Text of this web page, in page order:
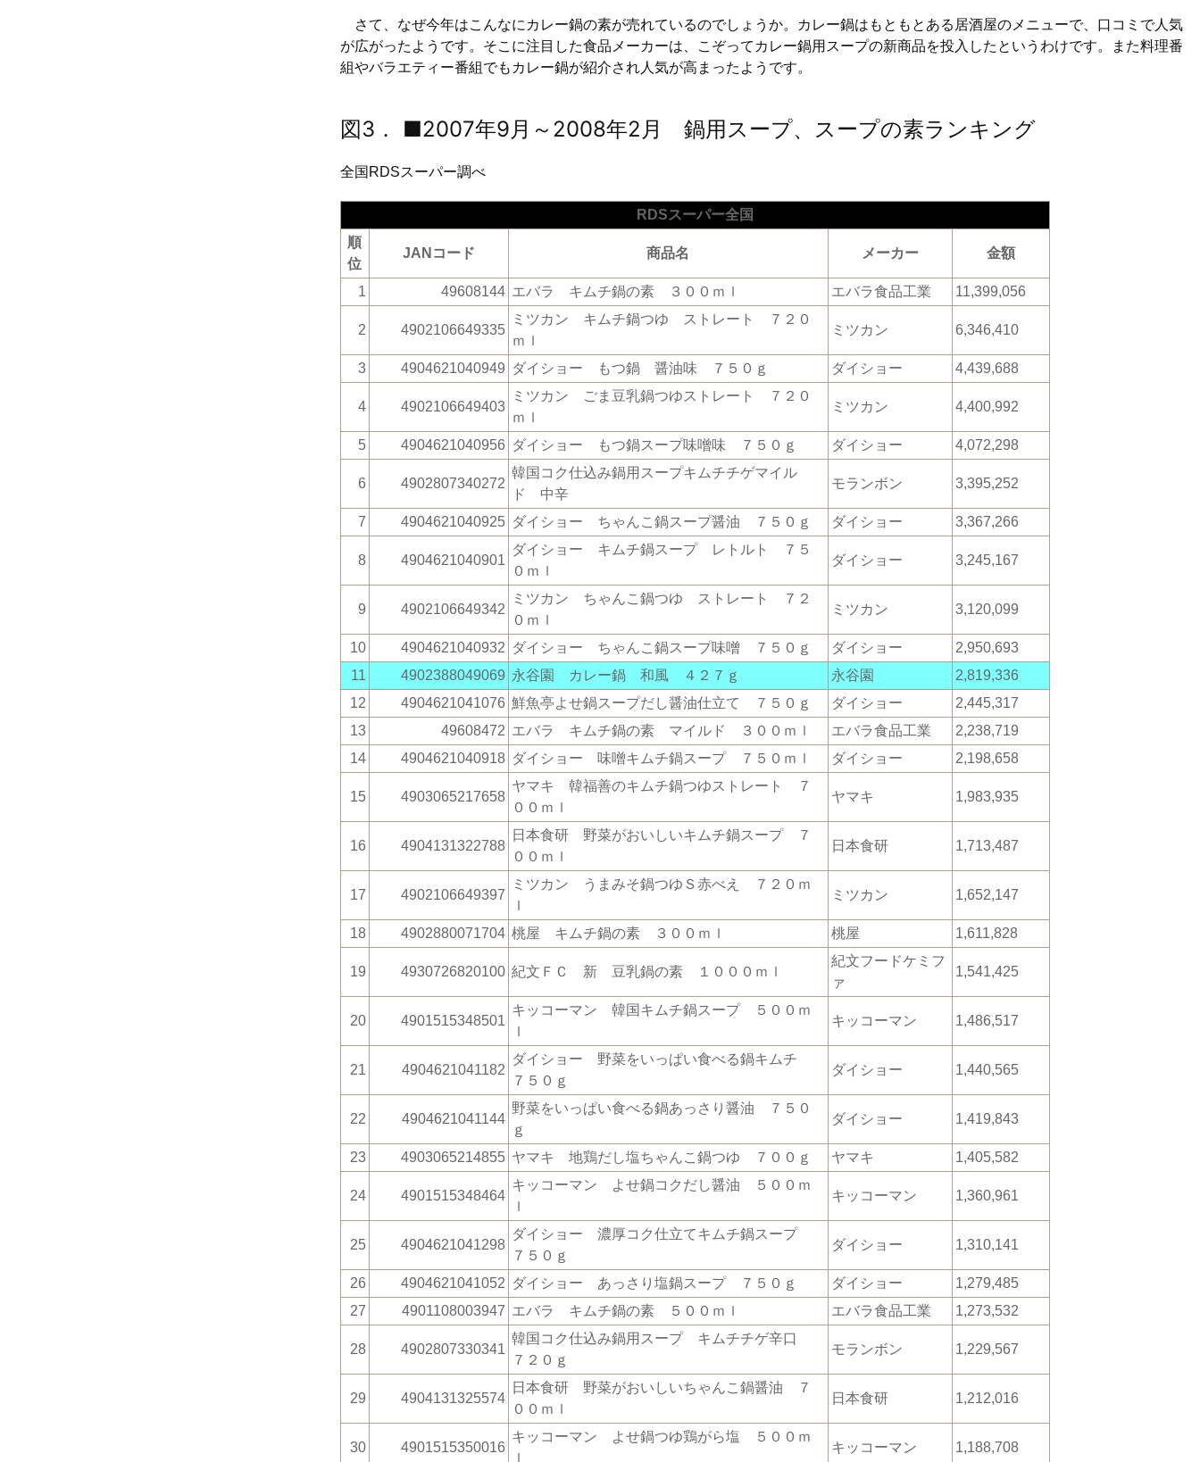
さて、なぜ今年はこんなにカレー鍋の素が売れているのでしょうか。カレー鍋はもともとある居酒屋のメニューで、口コミで人気
が広がったようです。そこに注目した食品メーカーは、こぞってカレー鍋用スープの新商品を投入したというわけです。また料理番
組やバラエティー番組でもカレー鍋が紹介され人気が高まったようです。
図3． ■2007年9月～2008年2月 鍋用スープ、スープの素ランキング
全国RDSスーパー調べ
RDSスーパー全国
順
位
JANコード 商品名 メーカー 金額
1 49608144 エバラ キムチ鍋の素 ３００ｍｌ エバラ食品工業 11,399,056
2 4902106649335
ミツカン キムチ鍋つゆ ストレート ７２０
ｍｌ
ミツカン 6,346,410
3 4904621040949 ダイショー もつ鍋 醤油味 ７５０ｇ ダイショー 4,439,688
4 4902106649403
ミツカン ごま豆乳鍋つゆストレート ７２０
ｍｌ
ミツカン 4,400,992
5 4904621040956 ダイショー もつ鍋スープ味噌味 ７５０ｇ ダイショー 4,072,298
6 4902807340272
韓国コク仕込み鍋用スープキムチチゲマイル
ド 中辛
モランボン 3,395,252
7 4904621040925 ダイショー ちゃんこ鍋スープ醤油 ７５０ｇ ダイショー 3,367,266
8 4904621040901
ダイショー キムチ鍋スープ レトルト ７５
０ｍｌ
ダイショー 3,245,167
9 4902106649342
ミツカン ちゃんこ鍋つゆ ストレート ７２
０ｍｌ
ミツカン 3,120,099
10 4904621040932 ダイショー ちゃんこ鍋スープ味噌 ７５０ｇ ダイショー
2,950,693
11
4902388049069 永谷園 カレー鍋 和風 ４２７ｇ 永谷園
2,819,336
12
4904621041076 鮮魚亭よせ鍋スープだし醤油仕立て ７５０ｇ ダイショー
2,445,317
13
49608472 エバラ キムチ鍋の素 マイルド ３００ｍｌ エバラ食品工業
2,238,719
14
4904621040918 ダイショー 味噌キムチ鍋スープ ７５０ｍｌ ダイショー 2,198,658
15 4903065217658
ヤマキ 韓福善のキムチ鍋つゆストレート ７
００ｍｌ
ヤマキ 1,983,935
16 4904131322788
日本食研 野菜がおいしいキムチ鍋スープ ７
００ｍｌ
日本食研 1,713,487
17 4902106649397
ミツカン うまみそ鍋つゆＳ赤べえ ７２０ｍ
ｌ
ミツカン 1,652,147
18 4902880071704 桃屋 キムチ鍋の素 ３００ｍｌ 桃屋 1,611,828
19 4930726820100 紀文ＦＣ 新 豆乳鍋の素 １０００ｍｌ
紀文フードケミフ
ァ
1,541,425
20 4901515348501
キッコーマン 韓国キムチ鍋スープ ５００ｍ
ｌ
キッコーマン 1,486,517
21 4904621041182
ダイショー 野菜をいっぱい食べる鍋キムチ
７５０ｇ
ダイショー 1,440,565
22 4904621041144
野菜をいっぱい食べる鍋あっさり醤油 ７５０
ｇ
ダイショー 1,419,843
23 4903065214855 ヤマキ 地鶏だし塩ちゃんこ鍋つゆ ７００ｇ ヤマキ 1,405,582
24 4901515348464
キッコーマン よせ鍋コクだし醤油 ５００ｍ
ｌ
キッコーマン 1,360,961
25 4904621041298
ダイショー 濃厚コク仕立てキムチ鍋スープ
７５０ｇ
ダイショー 1,310,141
26 4904621041052 ダイショー あっさり塩鍋スープ ７５０ｇ ダイショー
1,279,485
27
4901108003947 エバラ キムチ鍋の素 ５００ｍｌ エバラ食品工業 1,273,532
28 4902807330341
韓国コク仕込み鍋用スープ キムチチゲ辛口
７２０ｇ
モランボン 1,229,567
29 4904131325574
日本食研 野菜がおいしいちゃんこ鍋醤油 ７
００ｍｌ
日本食研 1,212,016
30 4901515350016
キッコーマン よせ鍋つゆ鶏がら塩 ５００ｍ
ｌ
キッコーマン 1,188,708